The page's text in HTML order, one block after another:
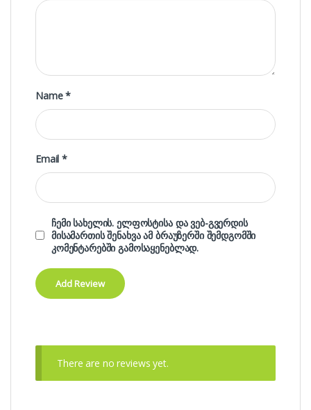
Name*
Email*
ჩემი სახელის. ელფოსტისა და ვებ-გვერდის
მისამართის შენახვა ამ ბრაუზერში შემდგომში
კომენტარებში გამოსაყენებლად.
There are no reviews yet.